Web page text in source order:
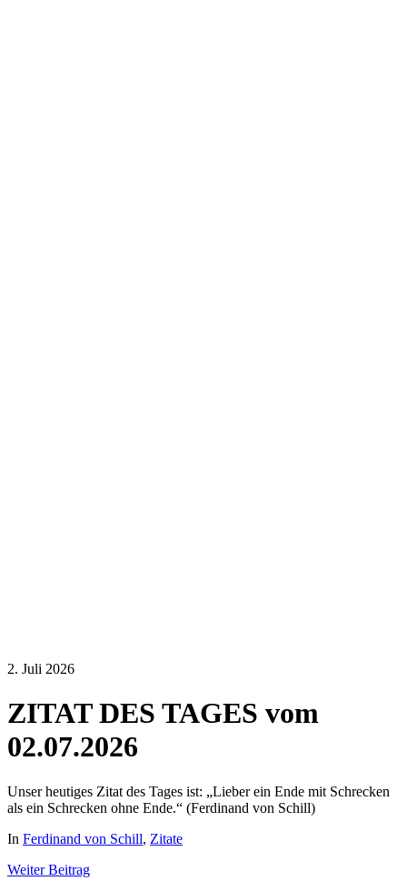
2. Juli 2026
ZITAT DES TAGES vom
02.07.2026
Unser heutiges Zitat des Tages ist: „Lieber ein Ende mit Schrecken
als ein Schrecken ohne Ende.“ (Ferdinand von Schill)
In Ferdinand von Schill, Zitate
WeiterBeitrag